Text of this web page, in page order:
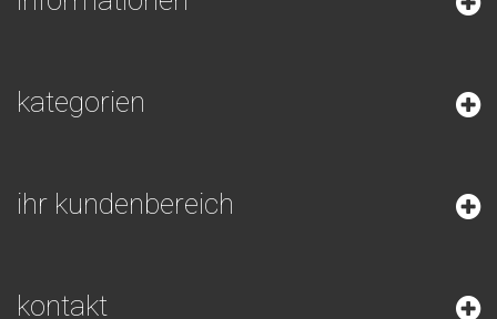
kategorien
ihr kundenbereich
kontakt